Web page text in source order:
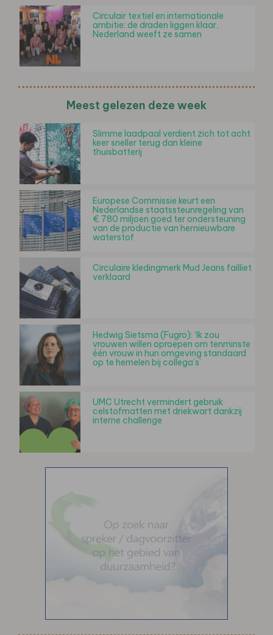
Circulair textiel en internationale
ambitie: de draden liggen klaar,
Nederland weeft ze samen
Meest gelezen deze week
Slimme laadpaal verdient zich tot acht
keer sneller terug dan kleine
thuisbatterij
Europese Commissie keurt een
Nederlandse staatssteunregeling van
€ 780 miljoen goed ter ondersteuning
van de productie van hernieuwbare
waterstof
Circulaire kledingmerk Mud Jeans failliet
verklaard
Hedwig Sietsma (Fugro): ‘Ik zou
vrouwen willen oproepen om tenminste
één vrouw in hun omgeving standaard
op te hemelen bij collega’s’
UMC Utrecht vermindert gebruik
celstofmatten met driekwart dankzij
interne challenge